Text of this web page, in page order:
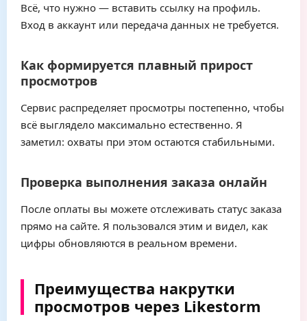
Всё, что нужно — вставить ссылку на профиль.
Вход в аккаунт или передача данных не требуется.
Как формируется плавный прирост
просмотров
Сервис распределяет просмотры постепенно, чтобы
всё выглядело максимально естественно. Я
заметил: охваты при этом остаются стабильными.
Проверка выполнения заказа онлайн
После оплаты вы можете отслеживать статус заказа
прямо на сайте. Я пользовался этим и видел, как
цифры обновляются в реальном времени.
Преимущества накрутки
просмотров через Likestorm